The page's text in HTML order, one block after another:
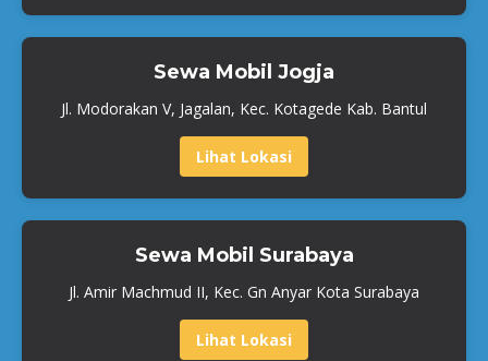
Sewa Mobil Jogja
Jl. Modorakan V, Jagalan, Kec. Kotagede Kab. Bantul
Lihat Lokasi
Sewa Mobil Surabaya
Jl. Amir Machmud II, Kec. Gn Anyar Kota Surabaya
Lihat Lokasi